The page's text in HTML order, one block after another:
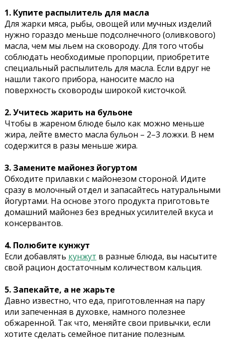
1. Купите распылитель для масла
Для жарки мяса, рыбы, овощей или мучных изделий
нужно гораздо меньше подсолнечного (оливкового)
масла, чем мы льем на сковороду. Для того чтобы
соблюдать необходимые пропорции, приобретите
специальный распылитель для масла. Если вдруг не
нашли такого прибора, наносите масло на
поверхность сковороды широкой кисточкой.
2. Учитесь жарить на бульоне
Чтобы в жареном блюде было как можно меньше
жира, лейте вместо масла бульон – 2–3 ложки. В нем
содержится в разы меньше жира.
3. Замените майонез йогуртом
Обходите прилавки с майонезом стороной. Идите
сразу в молочный отдел и запасайтесь натуральными
йогуртами. На основе этого продукта приготовьте
домашний майонез без вредных усилителей вкуса и
консервантов.
4. Полюбите кунжут
Если добавлять кунжут в разные блюда, вы насытите
свой рацион достаточным количеством кальция.
5. Запекайте, а не жарьте
Давно известно, что еда, приготовленная на пару
или запеченная в духовке, намного полезнее
обжаренной. Так что, меняйте свои привычки, если
хотите сделать семейное питание полезным.